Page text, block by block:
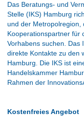
Das Beratungs- und
Stelle (IKS) Hamburg
und der Metropolregion,
Kooperationspartner für
Vorhabens suchen. Das
direkte Kontakte zu den
Hamburg. Die IKS ist
Handelskammer
Rahmen der
Kostenfreies Angebot